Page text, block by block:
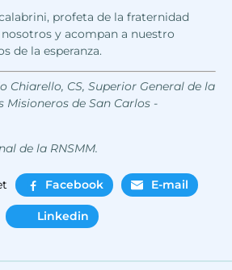
profeta de la fraternidad
y acompan a nuestro
de la esperanza.
Chiarello, CS, Superior General de la
Misioneros de San Carlos -
de la RNSMM.
Facebook E-mail
Linkedin